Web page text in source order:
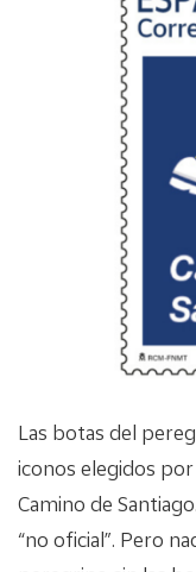
Las botas del
iconos elegidos
Camino de
“no oficial”. Pero